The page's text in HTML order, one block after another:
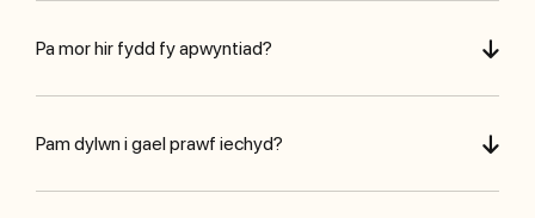
Pa mor hir fydd fy apwyntiad?
Pam dylwn i gael prawf iechyd?